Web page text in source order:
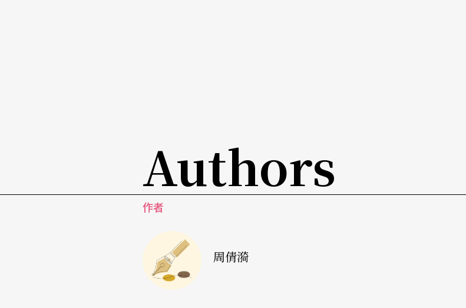
佩蒂：首先，我很想知道的是，我究竟是男人、女人，还是变性人？
阿莫多瓦：妳当然是个女人啊！妳是个从来不睡觉的女人，但也是个百分之百的女人。
的经验，美国佬对Roipnol的评价都是很不错的。
阿莫多瓦：妳不能睡觉，因为对妳来说，睡眠意味著死亡。
Authors
作者
周倩漪